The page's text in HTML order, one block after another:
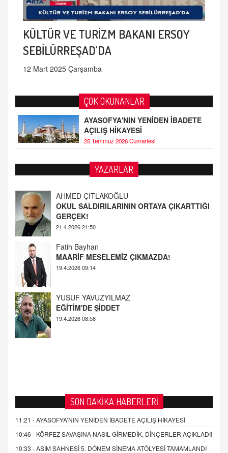
KÜLTÜR VE TURİZM BAKANI ERSOY
SEBİLÜRREŞAD'DA
12 Mart 2025 Çarşamba
ÇOK OKUNANLAR
AYASOFYA'NIN YENİDEN İBADETE
AÇILIŞ HİKAYESİ
25 Temmuz 2026 Cumartesi
YAZARLAR
AHMED ÇITLAKOĞLU
GERÇEK!
21.4.2026 21:50
Fatih Bayhan
19.4.2026 09:14
19.4.2026 08:58
SON DAKİKA HABERLERİ
11:21 -AYASOFYA'NIN YENİDEN İBADETE AÇILIŞ HİKAYESİ
10:46 - KÖRFEZ SAVAŞINA NASIL GİRMEDİK, DİNÇERLER AÇIKLADI!
10:33 -ASIM SAHNESİ 5. DÖNEM SİNEMA ATÖLYESİ TAMAMLANDI